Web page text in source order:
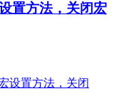
置方法，关闭宏